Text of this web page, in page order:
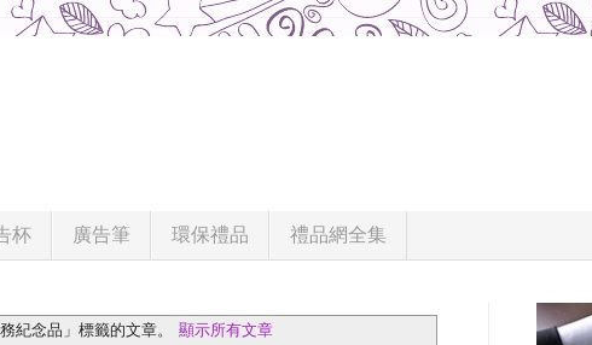
杯 廣告筆 環保禮品 禮品網全集
紀念品」 標籤的文章。 顯示所有文章